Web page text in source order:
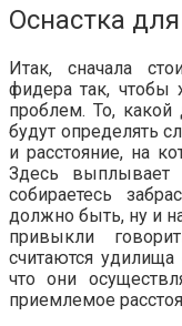
Оснастка
Итак, сначала
фидера так, чтобы
проблем. То,
будут определять
и расстояние, на
Здесь
собираетесь
должно быть, ну и
привыкли
считаются
что они
приемлемое